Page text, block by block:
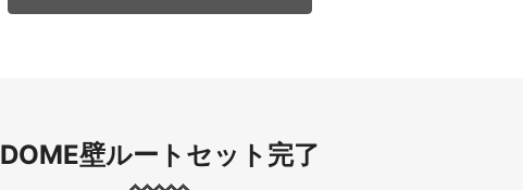
DOME壁ルートセット完了